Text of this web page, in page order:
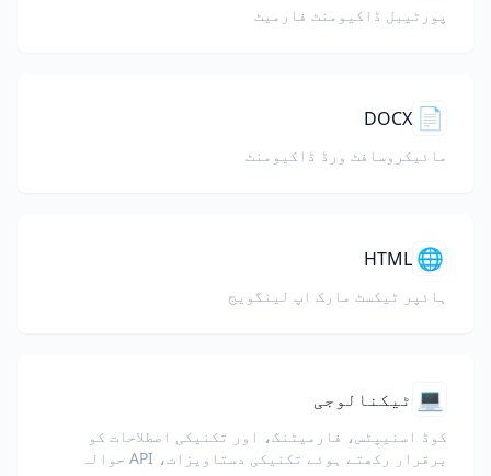
پورٹیبل ڈاکیومنٹ فارمیٹ
📄
DOCX
مائیکروسافٹ ورڈ ڈاکیومنٹ
🌐
HTML
ہائپر ٹیکسٹ مارک اپ لینگویج
💻 ٹیکنالوجی
کوڈ اسنیپٹس، فارمیٹنگ، اور تکنیکی اصطلاحات کو
برقرار رکھتے ہوئے تکنیکی دستاویزات، API حوالہ